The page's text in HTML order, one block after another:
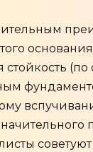
стойкость